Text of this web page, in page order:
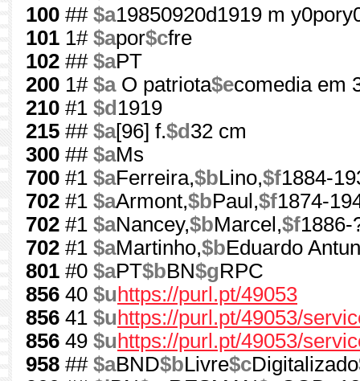
100 ## $a19850920d1919 m
101 1# $apor$cfre
102 ## $aPT
200 1# $aO patriota$ecomedia em
210 #1 $d 1919
215 ## $a[96] f.$d 32 cm
300 ## $aMs
700 #1 $aFerreira,$bLino,$f1884-
702 #1 $aArmont,$bPaul,$f1874-
702 #1 $aNancey,$bMarcel,$f1886-
702 #1 $aMartinho,$bEduardo
801 #0 $aPT$bBN$gRPC
856 40 $u https://purl.pt/49053
856 41 $u https://purl.pt/49053/
856 49 $u https://purl.pt/49053/
958 ## $aBND$bLivre$cDigitalizado